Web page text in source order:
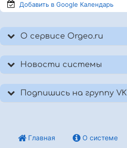
Добавить в Google Календарь
О сервисе Orgeo.ru
Новости системы
Подпишись на группу VK
Главная О системе